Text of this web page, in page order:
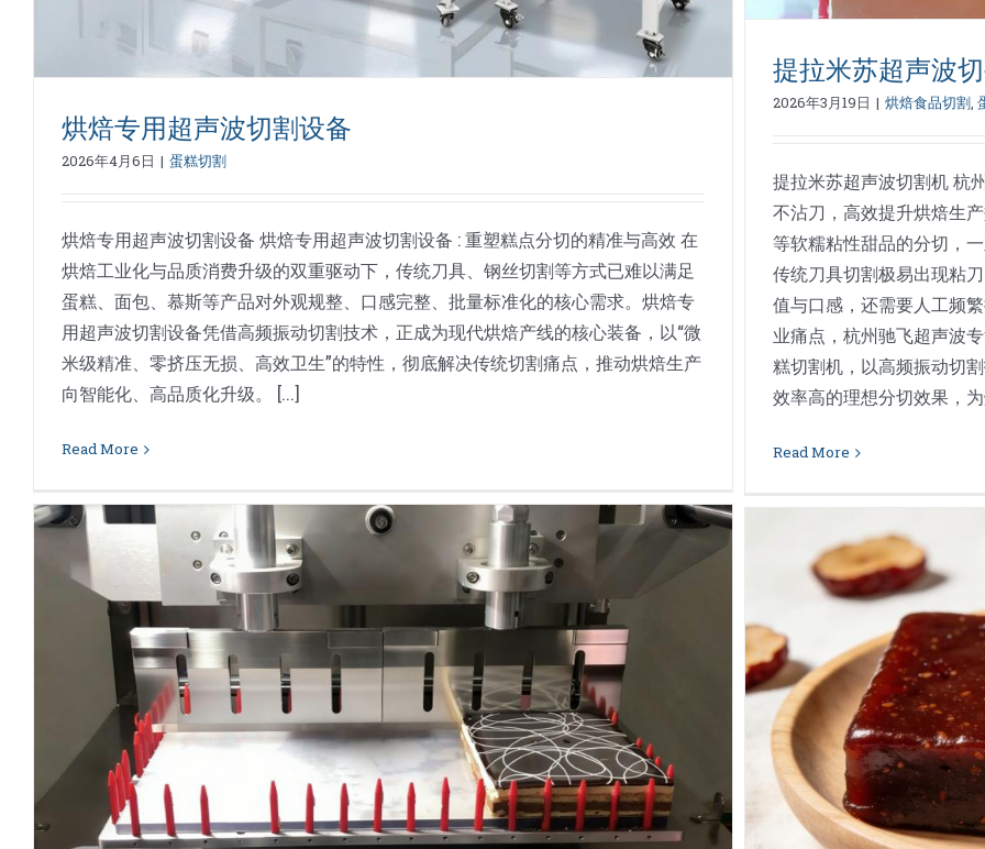
烘焙专用超声波切割设备
2026年4月6日 | 蛋糕切割
烘焙专用超声波切割设备 烘焙专用超声波切割设备 : 重塑糕点分切的精准与高效 在
烘焙工业化与品质消费升级的双重驱动下，传统刀具、钢丝切割等方式已难以满足
蛋糕、面包、慕斯等产品对外观规整、口感完整、批量标准化的核心需求。烘焙专
用超声波切割设备凭借高频振动切割技术，正成为现代烘焙产线的核心装备，以“微
米级精准、零挤压无损、高效卫生”的特性，彻底解决传统切割痛点，推动烘焙生产
向智能化、高品质化升级。 [...]
Read More
提拉米苏超声波
2026年3月19日 | 烘焙食品切割,
提拉米苏超声波切割机 杭
不沾刀，高效提升烘焙生
等软糯粘性甜品的分切，
传统刀具切割极易出现粘
值与口感，还需要人工频
业痛点，杭州驰飞超声波
糕切割机，以高频振动切
效率高的理想分切效果，
Read More
超声波切割机切枣泥蛋糕
蛋糕切割